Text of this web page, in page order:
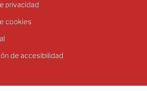
privacidad
cookies
de accesibilidad